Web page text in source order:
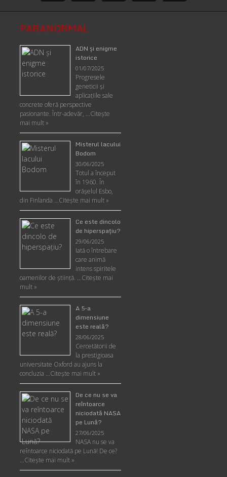
PARANORMAL
ADN şi enigme
istorice
01/07/2025
Progresele
geneticii şi
aplicaţiile sale
concrete oferă perspective
pasionante. Într-adevăr, …Citește
mai mult »
Misterul lacului
Bodom
30/06/2025
Totul a început
în 1960. În
orășelul Esbo,
din Finlanda …Citește mai mult »
Ce este dincolo
de hiperspaţiu?
29/06/2025
Iată o întrebare
care animă
intens spiritele
oamenilor de ştiinţă. …Citește mai
mult »
A 5-a
dimensiune
este reală?
28/06/2025
Cercetătorii de
la prestigioasa
universitate Oxford au ajuns la
concluzia …Citește mai mult »
De ce nu se va
reîntoarce
niciodată NASA
pe Lună?
27/06/2025
NASA nu se va
reîntoarce niciodată pe Lună! De ce?
…Citește mai mult »